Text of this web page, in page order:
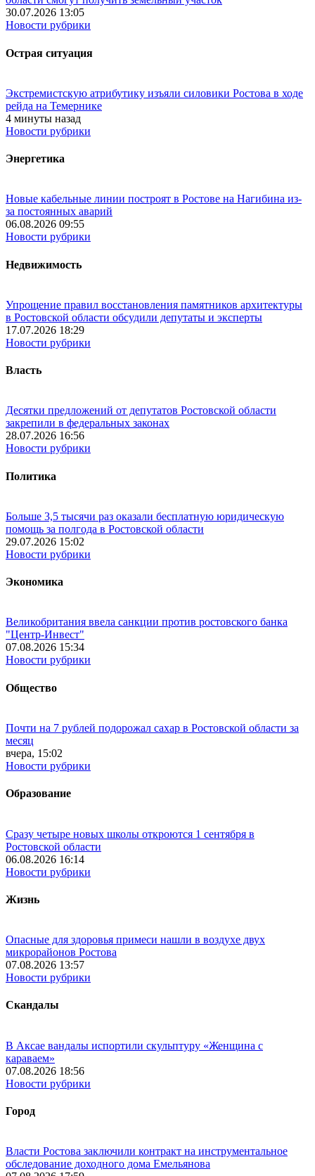
30.07.2026 13:05
Новости рубрики
Острая ситуация
Экстремистскую атрибутику изъяли силовики Ростова в ходе
рейда на Темернике
4 минуты назад
Новости рубрики
Энергетика
Новые кабельные линии построят в Ростове на Нагибина из-
за постоянных аварий
06.08.2026 09:55
Новости рубрики
Недвижимость
Упрощение правил восстановления памятников архитектуры
в Ростовской области обсудили депутаты и эксперты
17.07.2026 18:29
Новости рубрики
Власть
Десятки предложений от депутатов Ростовской области
закрепили в федеральных законах
28.07.2026 16:56
Новости рубрики
Политика
Больше 3,5 тысячи раз оказали бесплатную юридическую
помощь за полгода в Ростовской области
29.07.2026 15:02
Новости рубрики
Экономика
Великобритания ввела санкции против ростовского банка
"Центр-Инвест"
07.08.2026 15:34
Новости рубрики
Общество
Почти на 7 рублей подорожал сахар в Ростовской области за
месяц
вчера, 15:02
Новости рубрики
Образование
Сразу четыре новых школы откроются 1 сентября в
Ростовской области
06.08.2026 16:14
Новости рубрики
Жизнь
Опасные для здоровья примеси нашли в воздухе двух
микрорайонов Ростова
07.08.2026 13:57
Новости рубрики
Скандалы
В Аксае вандалы испортили скульптуру «Женщина с
караваем»
07.08.2026 18:56
Новости рубрики
Город
Власти Ростова заключили контракт на инструментальное
обследование доходного дома Емельянова